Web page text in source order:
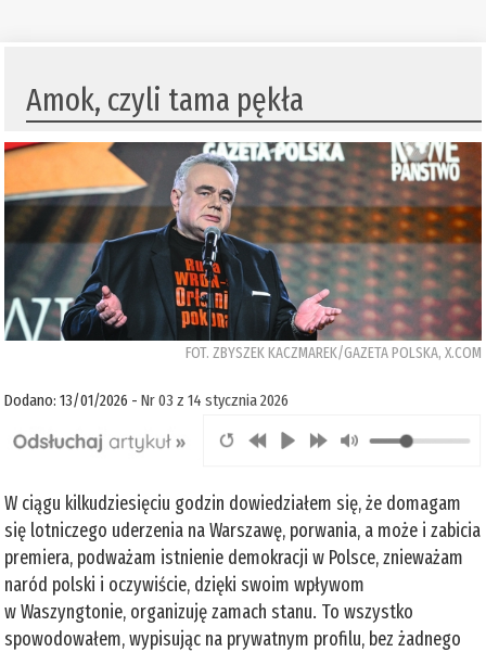
Amok, czyli tama pękła
FOT. ZBYSZEK KACZMAREK/GAZETA POLSKA, X.COM
Dodano: 13/01/2026 -Nr 03 z 14 stycznia 2026
W ciągu kilkudziesięciu godzin dowiedziałem się, że domagam
się lotniczego uderzenia na Warszawę, porwania, a może i zabicia
premiera, podważam istnienie demokracji w Polsce, znieważam
naród polski i oczywiście, dzięki swoim wpływom
w Waszyngtonie, organizuję zamach stanu. To wszystko
spowodowałem, wypisując na prywatnym profilu, bez żadnego